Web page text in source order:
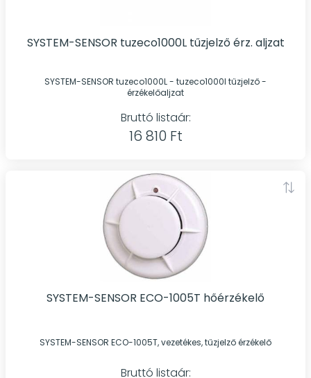
SYSTEM-SENSOR tuzeco1000L tűzjelző érz. aljzat
SYSTEM-SENSOR tuzeco1000L - tuzeco1000l tűzjelző -
érzékelőaljzat
Bruttó listaár:
16 810 Ft
SYSTEM-SENSOR ECO-1005T hőérzékelő
SYSTEM-SENSOR ECO-1005T, vezetékes, tűzjelző érzékelő
Bruttó listaár: